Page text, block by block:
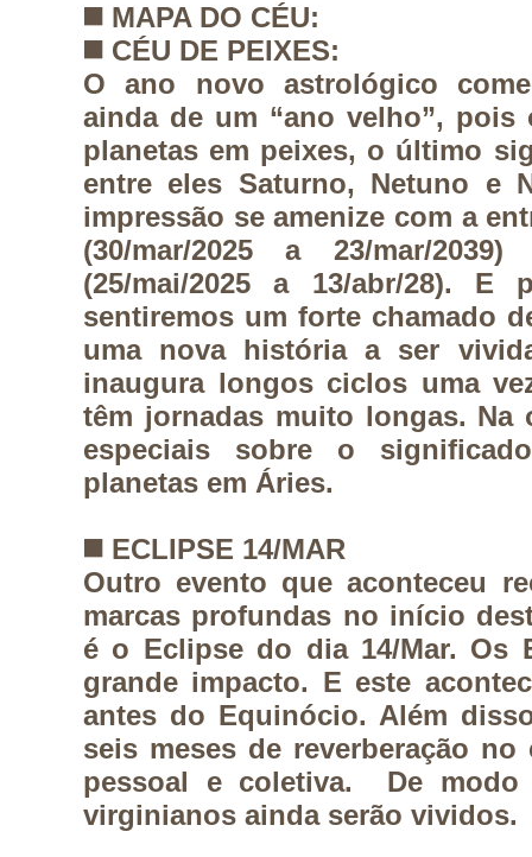
◼️ MAPA DO CÉU:
◼️ CÉU DE PEIXES:
O ano novo astrológico
ainda de um “ano velho”, pois
planetas em peixes, o último
entre eles Saturno, Netuno e
impressão se amenize com a
(30/mar/2025 a 23/mar/
(25/mai/2025 a 13/abr/28). E
sentiremos um forte chamado
uma nova história a ser
inaugura longos ciclos uma
têm jornadas muito longas. Na
especiais sobre o
planetas em Áries.
◼️ ECLIPSE 14/MAR
Outro evento que aconteceu
marcas profundas no início
é o Eclipse do dia 14/Mar. Os
grande impacto. E este
antes do Equinócio. Além
seis meses de reverberação
pessoal e coletiva. De modo
virginianos ainda serão vividos.